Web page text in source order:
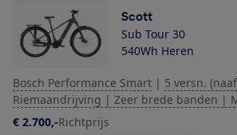
Scott
Sub Tour 30
540Wh Heren
Bosch Performance Smart | 5 versn.
Riemaandrijving | Zeer brede banden |
€ 2.700,-Richtprijs